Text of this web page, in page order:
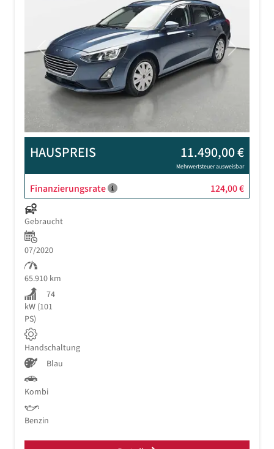
Previous Next
HAUSPREIS 11.490,00 €
Mehrwertsteuer ausweisbar
Finanzierungsrate 124,00 €
Gebraucht
07/2020
65.910 km
74
kW (101
PS)
Handschaltung
Blau
Kombi
Benzin